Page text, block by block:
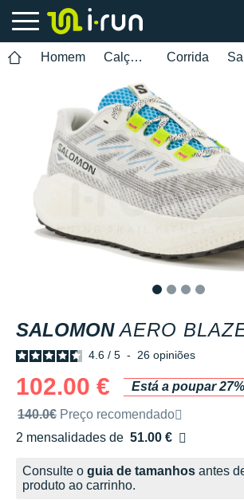
Homem Calçados Corrida
SALOMON AERO
4.6 / 5 - 26 opiniões
102.00 €
Está a poupar 27%
Preço de venda recomendado pela
140.0€ Preço recomendado
2 mensalidades de 51.00 €
sem custos
Consulte o guia de tamanhos antes
produto ao carrinho.